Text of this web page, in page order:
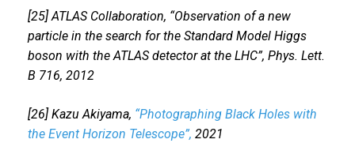
[25] ATLAS Collaboration, “Observation of a new
particle in the search for the Standard Model Higgs
boson with the ATLAS detector at the LHC”, Phys. Lett.
B 716, 2012
[26] Kazu Akiyama, “Photographing Black Holes with
the Event Horizon Telescope”, 2021